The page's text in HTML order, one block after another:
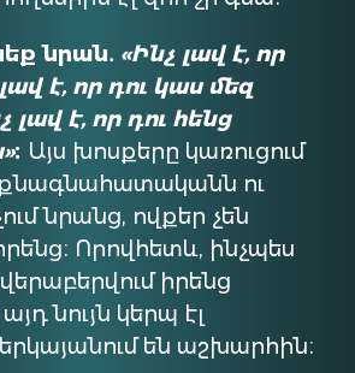
նրան․ «Ինչ լավ է, որ
է, որ դու կաս մեզ
լավ է, որ դու հենց
։ Այս խոսքերը կառուցում
ու
նրանց, ովքեր չեն
Որովհետև, ինչպես
իրենց
նույն կերպ էլ
են աշխարհին։